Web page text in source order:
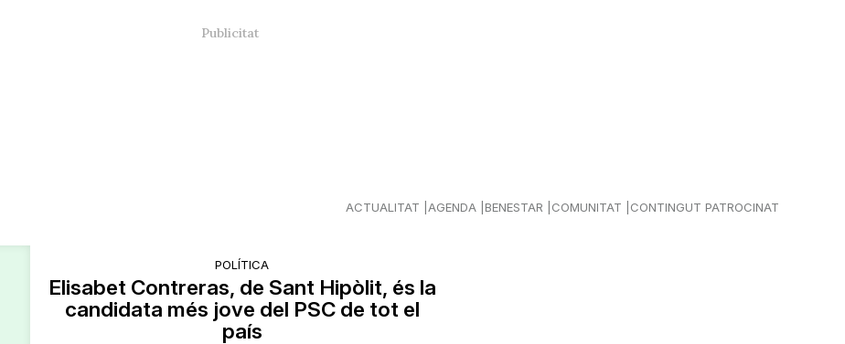
ACTUALITAT AGENDA BENESTAR COMUNITAT CONTINGUT PATROCINAT
POLÍTICA
Elisabet Contreras, de Sant Hipòlit, és la
candidata més jove del PSC de tot el
país